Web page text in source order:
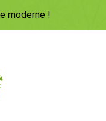
moderne !